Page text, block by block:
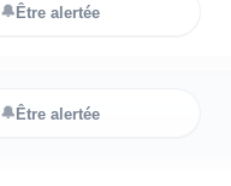
🔔Être alertée
🔔Être alertée